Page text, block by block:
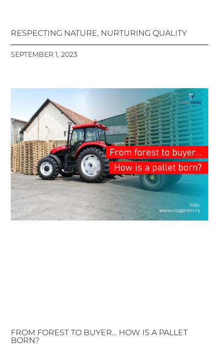
RESPECTING NATURE, NURTURING QUALITY
SEPTEMBER 1, 2023
FROM FOREST TO BUYER… HOW IS A PALLET
BORN?